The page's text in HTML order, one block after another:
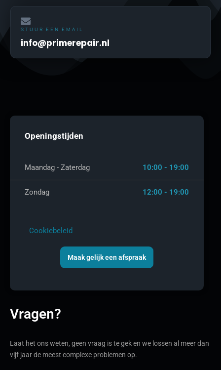
STUUR EEN EMAIL
info@primerepair.nl
Openingstijden
Maandag - Zaterdag 10:00 - 19:00
Zondag 12:00 - 19:00
Cookiebeleid
Maak gelijk een afspraak
Vragen?
Laat het ons weten, geen vraag is te gek en we lossen al meer dan
vijf jaar de meest complexe problemen op.